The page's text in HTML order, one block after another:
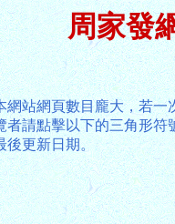
周家發
站網頁數目龐大，若
請點擊以下的三角形
後更新日期。